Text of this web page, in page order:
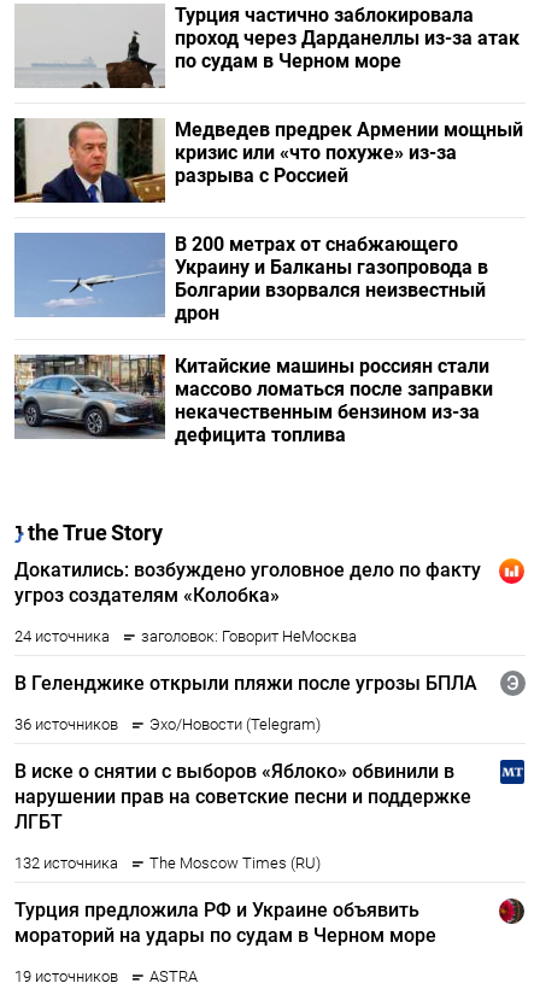
Турция частично заблокировала
проход через Дарданеллы из-за атак
по судам в Черном море
Медведев предрек Армении мощный
кризис или «что похуже» из-за
разрыва с Россией
В 200 метрах от снабжающего
Украину и Балканы газопровода в
Болгарии взорвался неизвестный
дрон
Китайские машины россиян стали
массово ломаться после заправки
некачественным бензином из-за
дефицита топлива